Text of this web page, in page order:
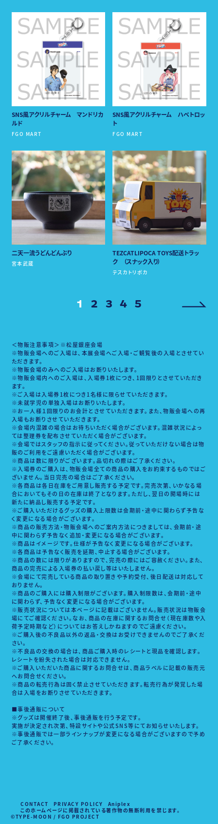
SNS風アクリルチャーム マンドリカ
ルド
FGO MART
SNS風アクリルチャーム ハベトロッ
ト
FGO MART
二天一流うどんどんぶり
宮本武蔵
TEZCATLIPOCA TOYS配送トラッ
ク （スナック入り）
テスカトリポカ
1 2 3 4 5
＜物販注意事項＞※松屋銀座会場
※物販会場へのご入場は、本展会場へご入場・ご観覧後の入場とさせてい
ただきます。
※物販会場のみへのご入場はお断りいたします。
※物販会場内へのご入場は、入場券1枚につき、1回限りとさせていただき
ます。
※ご入場は入場券1枚につき1名様に限らせていただきます。
※未就学児の単独入場はお断りいたします。
※お一人様１回限りのお会計とさせていただきます。また、物販会場への再
入場もお断りさせていただきます。
※会場内混雑の場合はお待ちいただく場合がございます。混雑状況によっ
ては整理券を配布させていただく場合がございます。
※会場ではスタッフの指示に従ってください。従っていただけない場合は物
販のご利用をご遠慮いただく場合がございます。
※商品は数に限りがございます。品切れの際はご了承ください。
※入場券のご購入は、物販会場全ての商品の購入をお約束するものではご
ざいません。当日完売の場合はご了承ください。
※各商品は各日在庫をご用意し販売する予定です。完売次第、いかなる場
合においてもその日の在庫は終了となります。ただし、翌日の開場時には
新たに納品し販売する予定です。
※ご購入いただけるグッズの購入上限数は会期前・途中に関わらず予告な
く変更になる場合がございます。
※商品の販売方法・物販会場へのご案内方法につきましては、会期前・途
中に関わらず予告なく追加・変更になる場合がございます。
※商品はイメージです。仕様が予告なく変更になる場合がございます。
※各商品は予告なく販売を延期、中止する場合がございます。
※商品の数には限りがありますので、完売の際にはご容赦ください。また、
商品の完売による入場券の払い戻し等はいたしません。
※会場にて完売している商品の取り置きや予約受付、後日配送は対応して
おりません。
※商品のご購入には購入制限がございます。購入制限数は、会期前・途中
に関わらず、予告なく変更になる場合がございます。
※販売状況については本ページに記載はございません。販売状況は物販会
場にてご確認ください。なお、商品の在庫に関するお問合せ（現在庫数や入
荷予定時期など）についてはお答えしかねますのでご遠慮ください。
※ご購入後の不良品以外の返品・交換はお受けできませんのでご了承くだ
さい。
※不良品の交換の場合は、商品ご購入時のレシートと現品を確認します。
レシートを紛失された場合は対応できません。
※ご購入いただいた商品に関するお問合せは、商品ラベルに記載の販売元
へお問合せください。
※商品の転売行為は固く禁止させていただきます。転売行為が発覚した場
合は入場をお断りさせていただきます。
■事後通販について
※グッズは開催終了後、事後通販を行う予定です。
実施が決定され次第、特設サイトや公式SNS等にてお知らせいたします。
※事後通販では一部ラインナップが変更になる場合がございますので予め
ご了承ください。
CONTACT PRIVACY POLICY
Aniplex
このホームページに掲載されている著作物の無断利用を禁じます。
©TYPE-MOON / FGO PROJECT
※グッズ付きチケットのグッズセットは以下を予定しております。
「描き下ろしイラスト クリアカード（ランダム全５種）」
「チケット風カード」
「宮本武蔵・テスカトリポカショップロゴ ステッカーセット」
※グッズはグッズ単体での販売予定はございません。
※グッズのお引き換えは、「引換券」と交換で会期中、展覧会場のみ
となります。
※引換券滅失の場合はグッズの引換はいたしかねます。
※チケットをお持ちの方にのみグッズをお渡しいたします。チケットを
お持ちでない未就学児や「各種松屋カード（ポイントカードを除く）
または障がい者手帳」でご入場された方および介助者へのグッズ
のお渡しはありません。
※グッズは、ご購入されたチケットの枚数分を会場にてお渡しいたし
ます。
※未就学児は無料です。ご入場の際は、必ず保護者（18歳以上）同伴
でご入場ください。
※チケットをお持ちでない方のグッズコーナーのみの入場は不可と
※障がい者手帳をご提示のご本人様、およびその介添えのための同
伴者1名様まで無料でご入場いただけます。ご入場時に障がい者手
帳をご提示ください。
※各種松屋カード（ポイントカードを除く）をお持ちの方は無料でご
入場いただけます。ご入場時に各種松屋カードをご提示ください。
・11：00～12：00
・12：00～13：00
・13：00～14：00
※最終入場は閉場の30分前まで
※入場時間は変更になる場合がございます。